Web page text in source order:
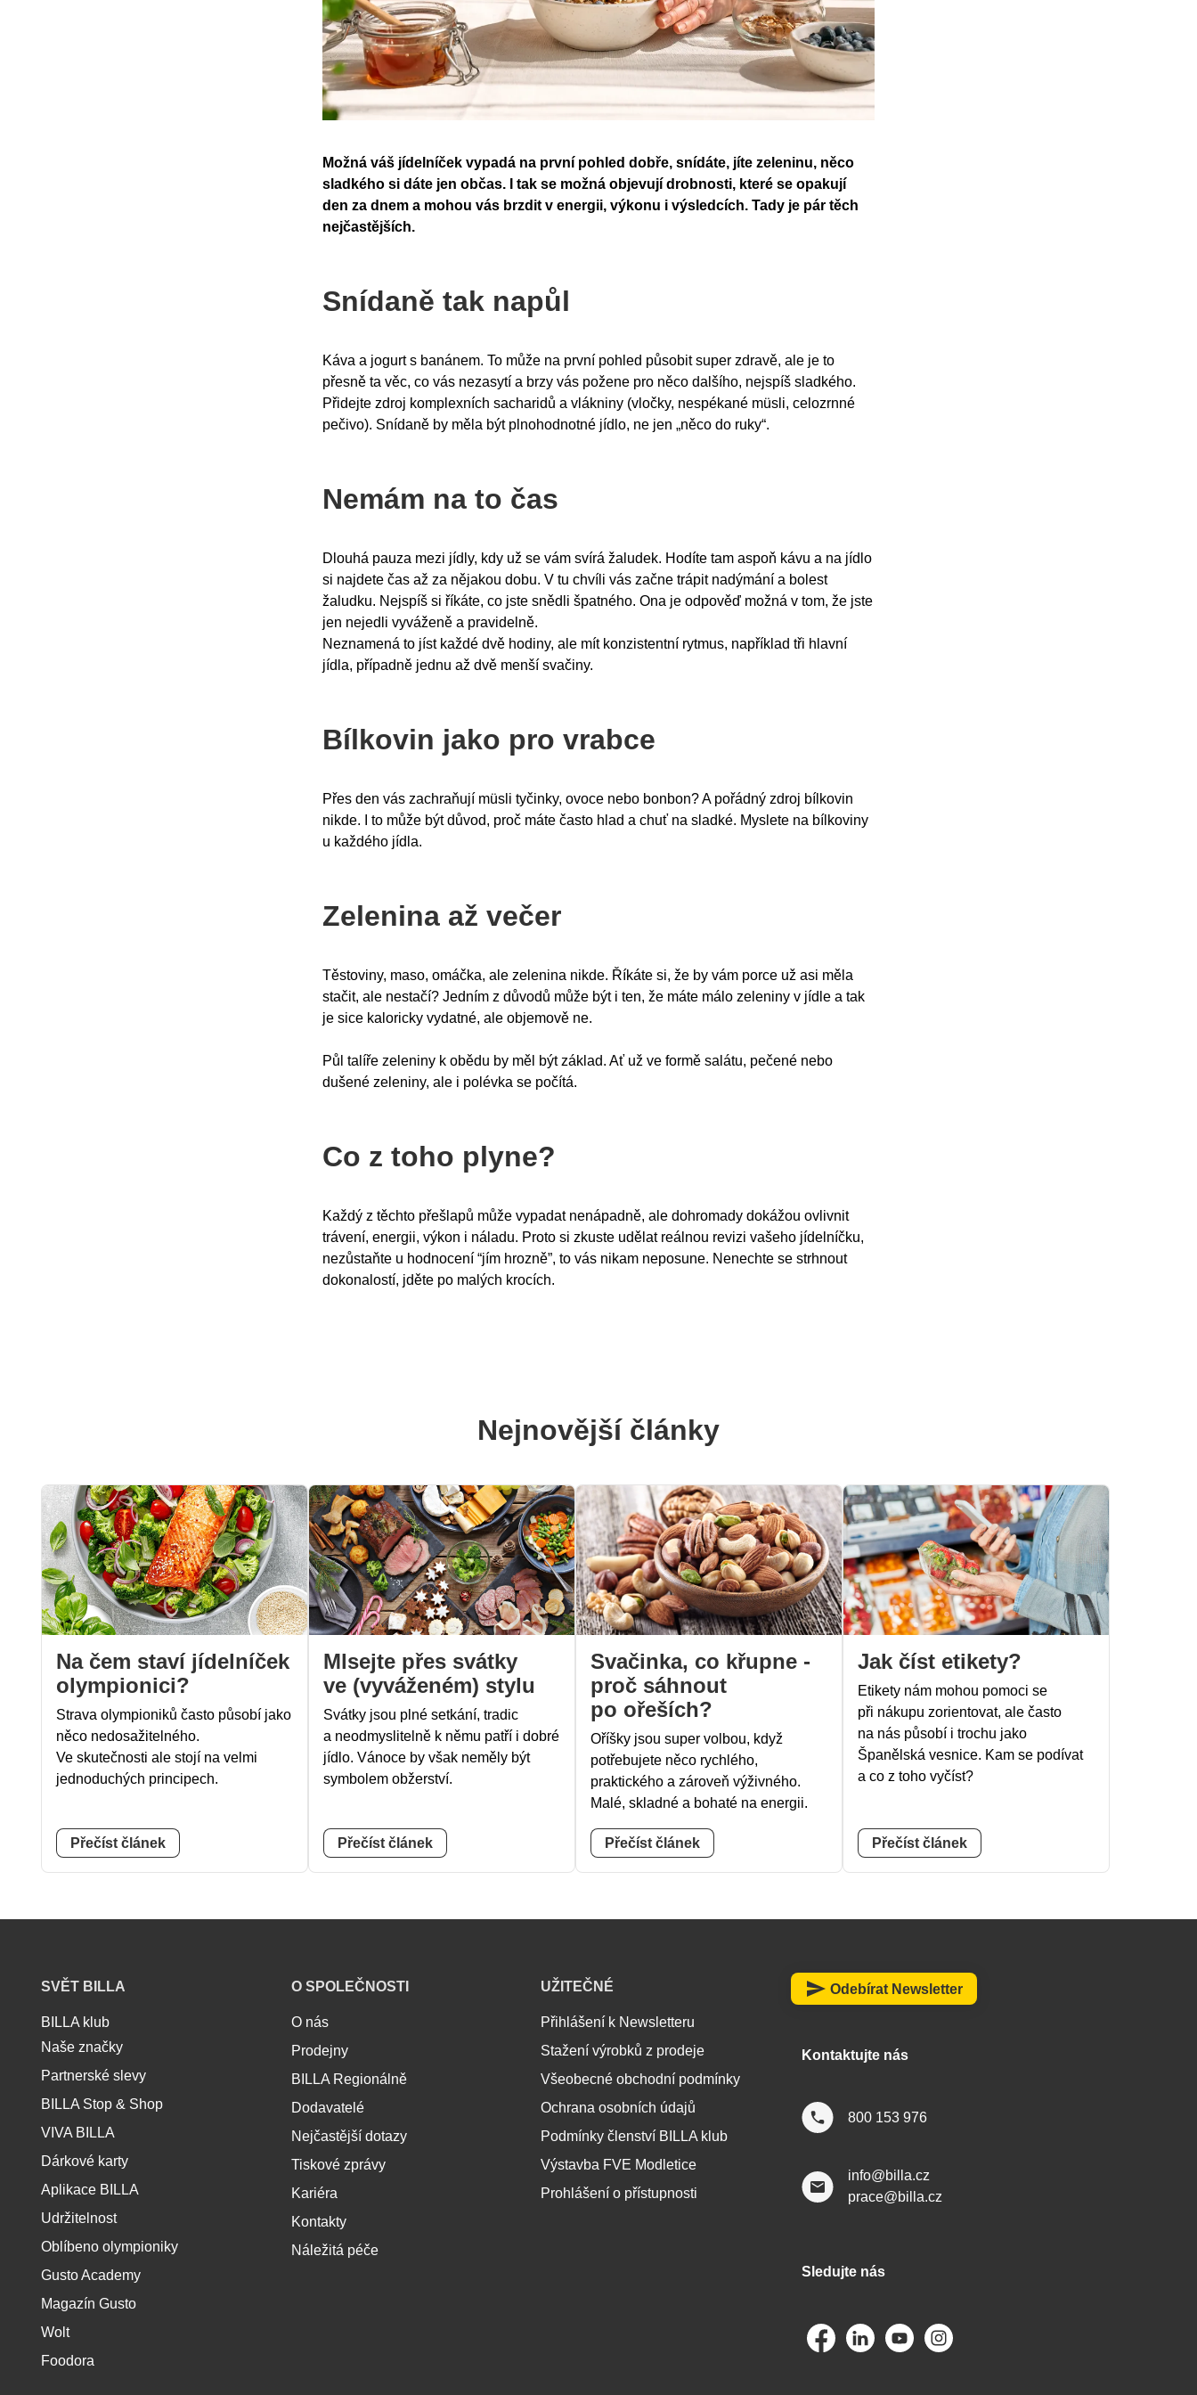
Možná váš jídelníček vypadá na první pohled dobře, snídáte, jíte zeleninu, něco
sladkého si dáte jen občas. I tak se možná objevují drobnosti, které se opakují
den za dnem a mohou vás brzdit v energii, výkonu i výsledcích. Tady je pár těch
nejčastějších.
Snídaně tak napůl
Káva a jogurt s banánem. To může na první pohled působit super zdravě, ale je to
přesně ta věc, co vás nezasytí a brzy vás požene pro něco dalšího, nejspíš sladkého.
Přidejte zdroj komplexních sacharidů a vlákniny (vločky, nespékané müsli, celozrnné
pečivo). Snídaně by měla být plnohodnotné jídlo, ne jen „něco do ruky“.
Nemám na to čas
Dlouhá pauza mezi jídly, kdy už se vám svírá žaludek. Hodíte tam aspoň kávu a na jídlo
si najdete čas až za nějakou dobu. V tu chvíli vás začne trápit nadýmání a bolest
žaludku. Nejspíš si říkáte, co jste snědli špatného. Ona je odpověď možná v tom, že jste
jen nejedli vyváženě a pravidelně.
Neznamená to jíst každé dvě hodiny, ale mít konzistentní rytmus, například tři hlavní
jídla, případně jednu až dvě menší svačiny.
Bílkovin jako pro vrabce
Přes den vás zachraňují müsli tyčinky, ovoce nebo bonbon? A pořádný zdroj bílkovin
nikde. I to může být důvod, proč máte často hlad a chuť na sladké. Myslete na bílkoviny
u každého jídla.
Zelenina až večer
Těstoviny, maso, omáčka, ale zelenina nikde. Říkáte si, že by vám porce už asi měla
stačit, ale nestačí? Jedním z důvodů může být i ten, že máte málo zeleniny v jídle a tak
je sice kaloricky vydatné, ale objemově ne.
Půl talíře zeleniny k obědu by měl být základ. Ať už ve formě salátu, pečené nebo
dušené zeleniny, ale i polévka se počítá.
Co z toho plyne?
Každý z těchto přešlapů může vypadat nenápadně, ale dohromady dokážou ovlivnit
trávení, energii, výkon i náladu. Proto si zkuste udělat reálnou revizi vašeho jídelníčku,
nezůstaňte u hodnocení “jím hrozně”, to vás nikam neposune. Nenechte se strhnout
dokonalostí, jděte po malých krocích.
Nejnovější články
Na čem staví jídelníček
olympionici?
Strava olympioniků často působí jako
něco nedosažitelného.
Ve skutečnosti ale stojí na velmi
jednoduchých principech.
Přečíst článek
Mlsejte přes svátky
ve (vyváženém) stylu
Svátky jsou plné setkání, tradic
a neodmyslitelně k němu patří i dobré
jídlo. Vánoce by však neměly být
symbolem obžerství.
Přečíst článek
Svačinka, co křupne -
proč sáhnout
po ořeších?
Oříšky jsou super volbou, když
potřebujete něco rychlého,
praktického a zároveň výživného.
Malé, skladné a bohaté na energii.
Přečíst článek
Jak číst etikety?
Etikety nám mohou pomoci se
při nákupu zorientovat, ale často
na nás působí i trochu jako
Španělská vesnice. Kam se podívat
a co z toho vyčíst?
Přečíst článek
SVĚT BILLA
BILLA klub
Naše značky
Partnerské slevy
BILLA Stop & Shop
VIVA BILLA
Dárkové karty
Aplikace BILLA
Udržitelnost
Oblíbeno olympioniky
Gusto Academy
Magazín Gusto
Wolt
Foodora
O SPOLEČNOSTI
O nás
Prodejny
BILLA Regionálně
Dodavatelé
Nejčastější dotazy
Tiskové zprávy
Kariéra
Kontakty
Náležitá péče
UŽITEČNÉ
Přihlášení k Newsletteru
Stažení výrobků z prodeje
Všeobecné obchodní podmínky
Ochrana osobních údajů
Podmínky členství BILLA klub
Výstavba FVE Modletice
Prohlášení o přístupnosti
send Odebírat Newsletter
Kontaktujte nás
800 153 976
info@billa.cz
prace@billa.cz
Sledujte nás